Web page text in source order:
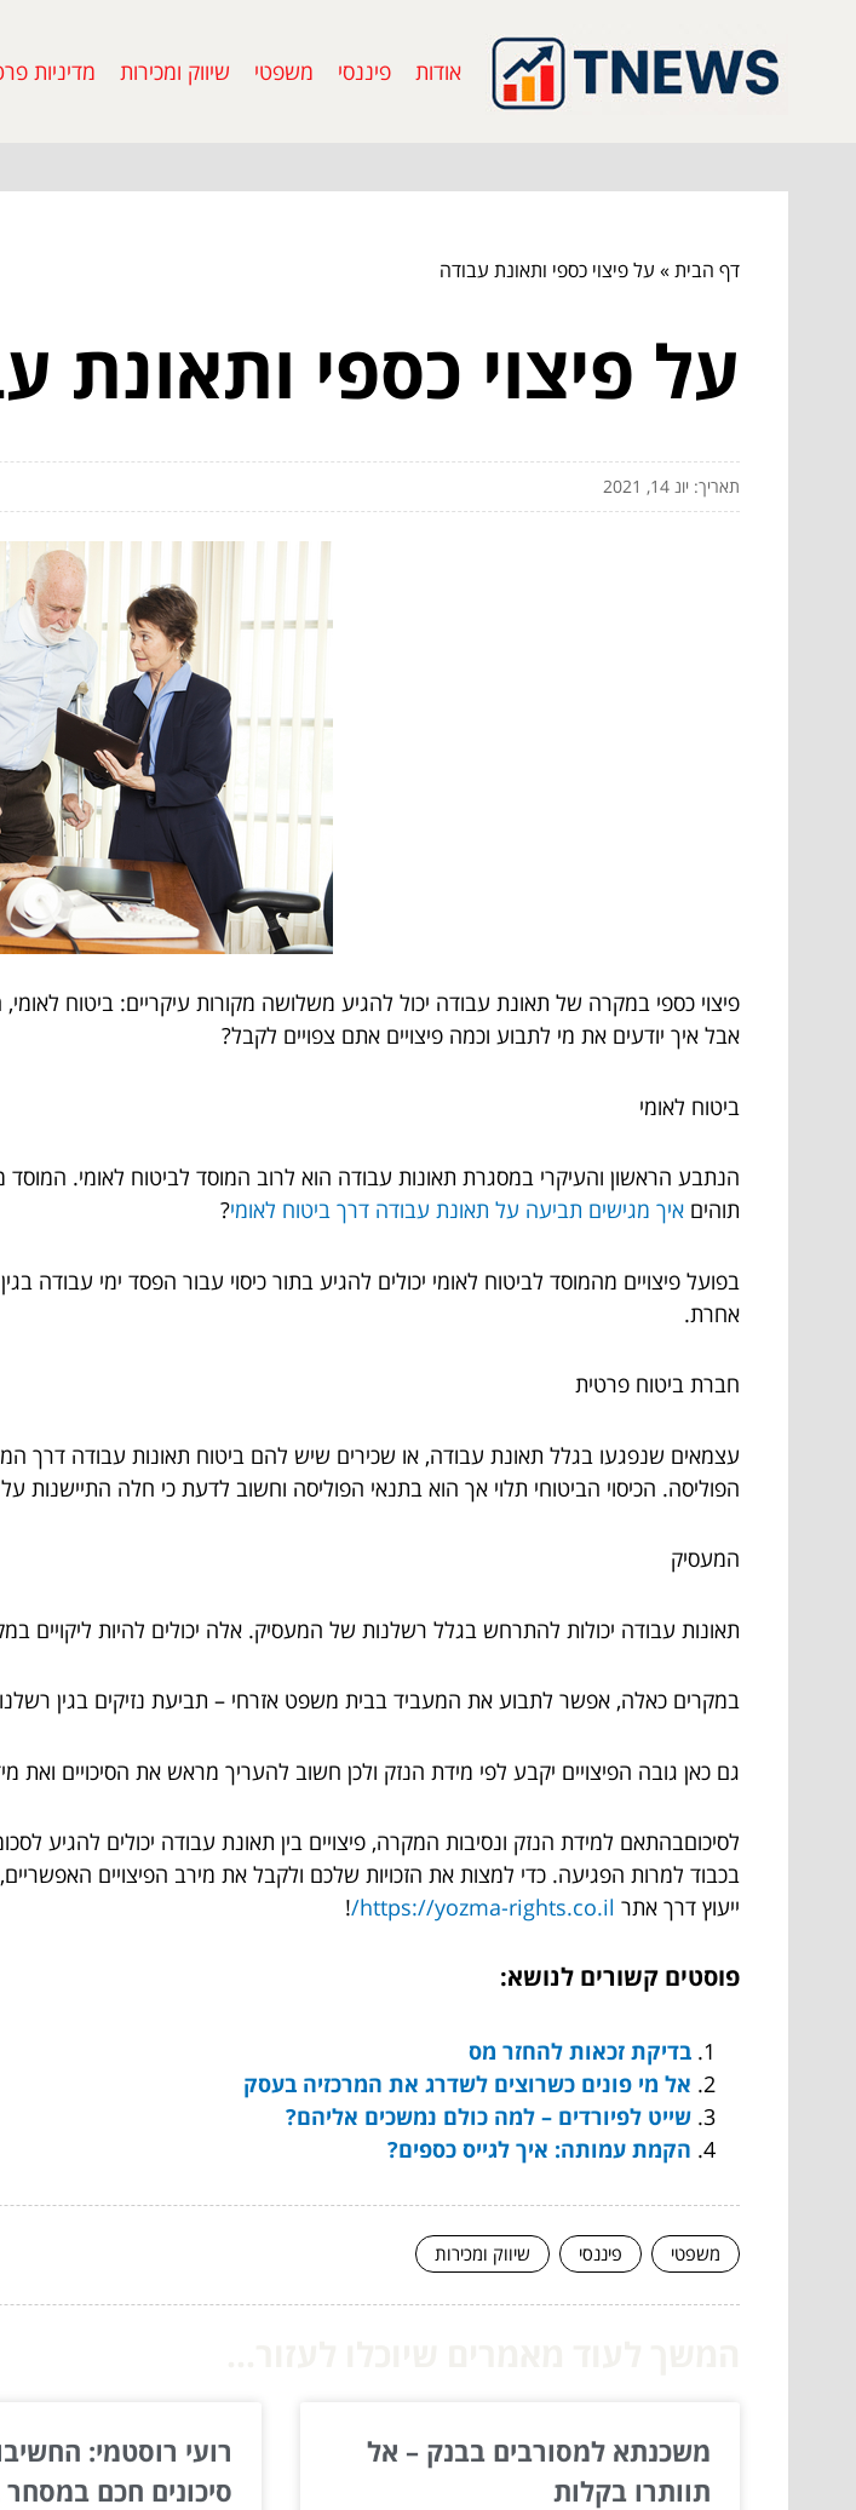
אודות פיננסי משפטי שיווק ומכירות מדיניות
דף הבית» על פיצוי כספי ותאונת עבודה
על פיצוי כספי ותאונת
תאריך: יונ 14, 2021
פיצוי כספי במקרה של תאונת עבודה יכול להגיע משלושה מקורות עיקריים: ביטוח
אבל איך יודעים את מי לתבוע וכמה פיצויים אתם צפויים לקבל?
ביטוח לאומי
הנתבע הראשון והעיקרי במסגרת תאונות עבודה הוא לרוב המוסד לביטוח לאומי. המוסד
תוהים איך מגישים תביעה על תאונת עבודה דרך ביטוח לאומי?
בפועל פיצויים מהמוסד לביטוח לאומי יכולים להגיע בתור כיסוי עבור הפסד ימי עבודה
אחרת.
חברת ביטוח פרטית
עצמאים שנפגעו בגלל תאונת עבודה, או שכירים שיש להם ביטוח תאונות עבודה דרך
הפוליסה. הכיסוי הביטוחי תלוי אך הוא בתנאי הפוליסה וחשוב לדעת כי חלה
המעסיק
תאונות עבודה יכולות להתרחש בגלל רשלנות של המעסיק. אלה יכולים להיות ליקויים
במקרים כאלה, אפשר לתבוע את המעביד בבית משפט אזרחי – תביעת נזיקים בגין
גם כאן גובה הפיצויים יקבע לפי מידת הנזק ולכן חשוב להעריך מראש את הסיכויים
לסיכוםבהתאם למידת הנזק ונסיבות המקרה, פיצויים בין תאונת עבודה יכולים להגיע
בכבוד למרות הפגיעה. כדי למצות את הזכויות שלכם ולקבל את מירב הפיצויים
ייעוץ דרך אתר https://yozma-rights.co.il/
!
פוסטים קשורים לנושא:
בדיקת זכאות להחזר מס
אל מי פונים כשרוצים לשדרג את המרכזיה בעסק
שייט לפיורדים – למה כולם נמשכים אליהם?
הקמת עמותה: איך לגייס כספים?
משפטי פיננסי שיווק ומכירות
משכנתא למסורבים בבנק – אל
תוותרו בקלות
רועי רוסטמי:
סיכונים חכם